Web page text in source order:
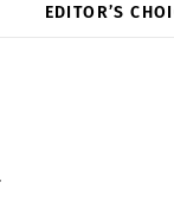
EDITOR’S